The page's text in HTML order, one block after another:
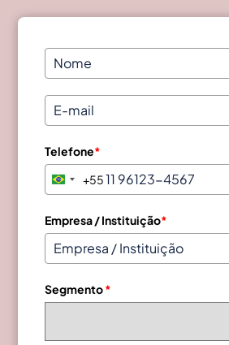
Telefone*
B
a
z
i
+
+55
Empresa / Instituição*
Segmento*